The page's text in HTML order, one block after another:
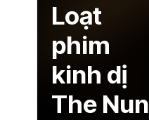
Loạt
phim
kinh dị
The Nun